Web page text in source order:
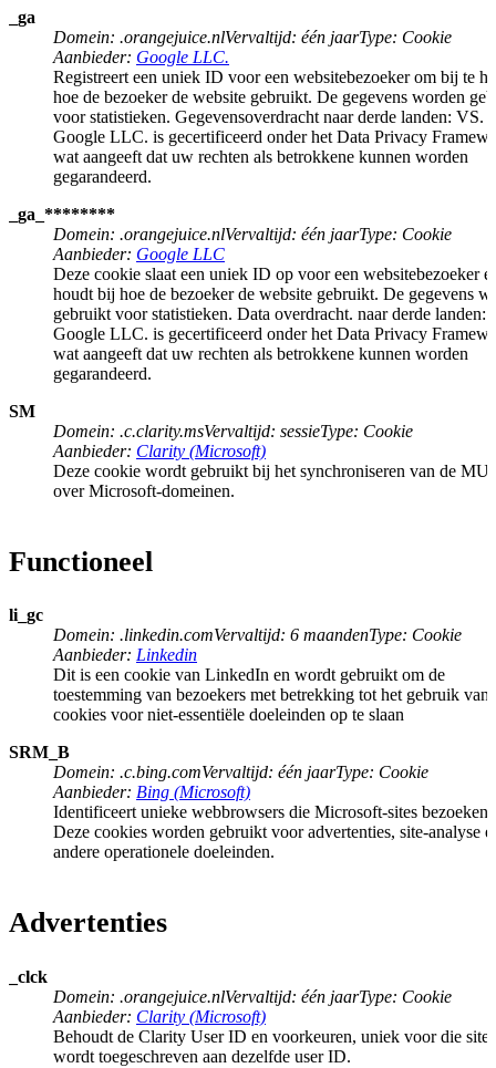
_ga
Domein: .orangejuice.nlVervaltijd: één jaarType: Cookie
Aanbieder: Google LLC.
Registreert een uniek ID voor een websitebezoeker om bij te
hoe de bezoeker de website gebruikt. De gegevens worden
voor statistieken. Gegevensoverdracht naar derde landen: VS.
Google LLC. is gecertificeerd onder het Data Privacy
wat aangeeft dat uw rechten als betrokkene kunnen worden
gegarandeerd.
_ga_********
Domein: .orangejuice.nlVervaltijd: één jaarType: Cookie
Aanbieder: Google LLC
Deze cookie slaat een uniek ID op voor een websitebezoeker
houdt bij hoe de bezoeker de website gebruikt. De gegevens
gebruikt voor statistieken. Data overdracht. naar derde landen:
Google LLC. is gecertificeerd onder het Data Privacy
wat aangeeft dat uw rechten als betrokkene kunnen worden
gegarandeerd.
SM
Domein: .c.clarity.msVervaltijd: sessieType: Cookie
Aanbieder: Clarity (Microsoft)
Deze cookie wordt gebruikt bij het synchroniseren van de
over Microsoft-domeinen.
Functioneel
li_gc
Domein: .linkedin.comVervaltijd: 6 maandenType: Cookie
Aanbieder: Linkedin
Dit is een cookie van LinkedIn en wordt gebruikt om de
toestemming van bezoekers met betrekking tot het gebruik van
cookies voor niet-essentiële doeleinden op te slaan
SRM_B
Domein: .c.bing.comVervaltijd: één jaarType: Cookie
Aanbieder: Bing (Microsoft)
Identificeert unieke webbrowsers die Microsoft-sites bezoeken.
Deze cookies worden gebruikt voor advertenties, site-analyse
andere operationele doeleinden.
Advertenties
_clck
Domein: .orangejuice.nlVervaltijd: één jaarType: Cookie
Aanbieder: Clarity (Microsoft)
Behoudt de Clarity User ID en voorkeuren, uniek voor die site,
wordt toegeschreven aan dezelfde user ID.